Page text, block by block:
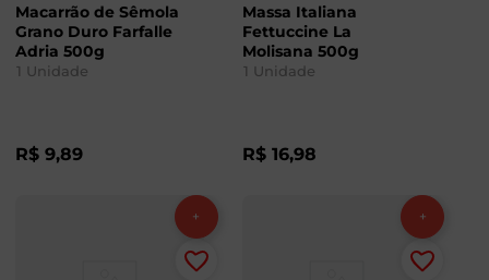
Macarrão de Sêmola
Grano Duro Farfalle
Adria 500g
1 Unidade
R$ 9,89
Massa Italiana
Fettuccine La
Molisana 500g
1 Unidade
R$ 16,98